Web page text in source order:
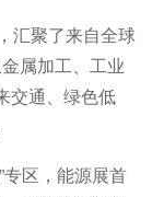
聚了来自全球
属加工、工业
交通、绿色低
区，能源展首